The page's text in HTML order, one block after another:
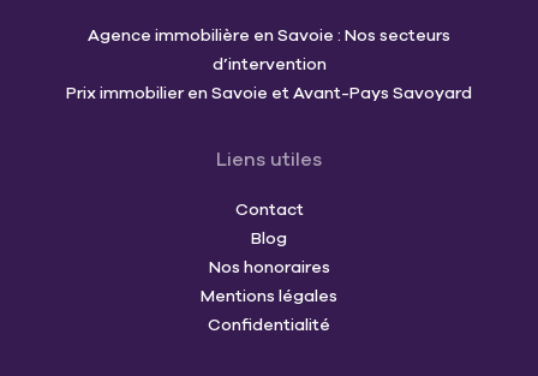
Agence immobilière en Savoie : Nos secteurs
d’intervention
Prix immobilier en Savoie et Avant-Pays Savoyard
Liens utiles
Contact
Blog
Nos honoraires
Mentions légales
Confidentialité